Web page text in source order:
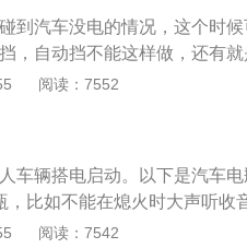
到汽车没电的情况，这个时
，自动挡不能这样做，还有
动挡。汽车充电注意事项介绍
介绍二：充电前需检查电解
三：充电过程中要每隔大约1h
当温度超过40℃时应将充电电
待冷却到35℃以下时再充电，
室内要通风良好，且严禁烟
阅读：7552
车辆搭电启动。以下是汽车电
比如不能在熄火时大声听收
容易让电瓶亏电，而电瓶亏电
阅读：7542